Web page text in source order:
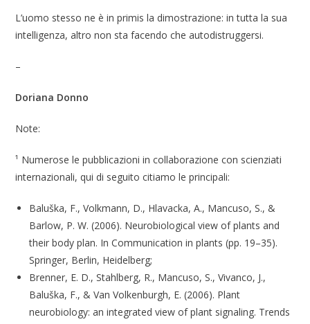
L’uomo stesso ne è in primis la dimostrazione: in tutta la sua
intelligenza, altro non sta facendo che autodistruggersi.
–
Doriana Donno
Note:
¹ Numerose le pubblicazioni in collaborazione con scienziati
internazionali, qui di seguito citiamo le principali:
Baluška, F., Volkmann, D., Hlavacka, A., Mancuso, S., &
Barlow, P. W. (2006). Neurobiological view of plants and
their body plan. In Communication in plants (pp. 19–35).
Springer, Berlin, Heidelberg;
Brenner, E. D., Stahlberg, R., Mancuso, S., Vivanco, J.,
Baluška, F., & Van Volkenburgh, E. (2006). Plant
neurobiology: an integrated view of plant signaling. Trends